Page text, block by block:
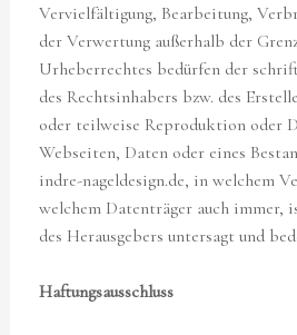
Vervielfältigung, Bearbeitung,
der Verwertung außerhalb der
Urheberrechtes bedürfen der
des Rechtsinhabers bzw. des
oder teilweise Reproduktion oder
Webseiten, Daten oder eines
indre-nageldesign.de, in welchem
welchem Datenträger auch immer,
des Herausgebers untersagt und
Haftungsausschluss